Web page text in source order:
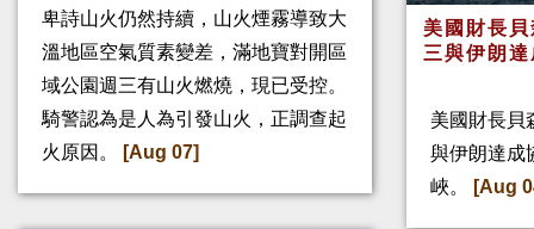
卑詩山火仍然持續，山火煙霧導致大
溫地區空氣質素變差，滿地寶對開區
域公園週三有山火燃燒，現已受控。
騎警認為是人為引發山火，正調查起
火原因。
[Aug 07]
美國財長
三與伊朗
美國財長貝
與伊朗達成
峽。
[Aug